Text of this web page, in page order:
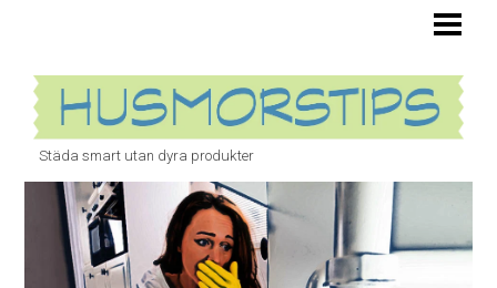
TOALETT
STOPP I VASKEN
BANANFLUGOR
ÄTTIKA
Städa smart utan dyra produkter